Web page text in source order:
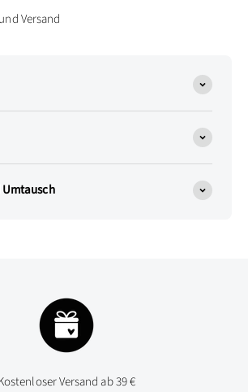
Versand
Versand ab 39 €